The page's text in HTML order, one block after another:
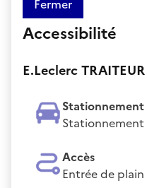
Fermer
Accessibilité
E.Leclerc
Stationnement
Accès
Entrée de